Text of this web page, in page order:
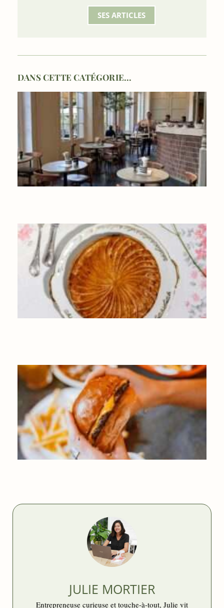
SES ARTICLES
DANS CETTE CATÉGORIE...
JULIE MORTIER
Entrepreneuse curieuse et touche-à-tout, Julie vit